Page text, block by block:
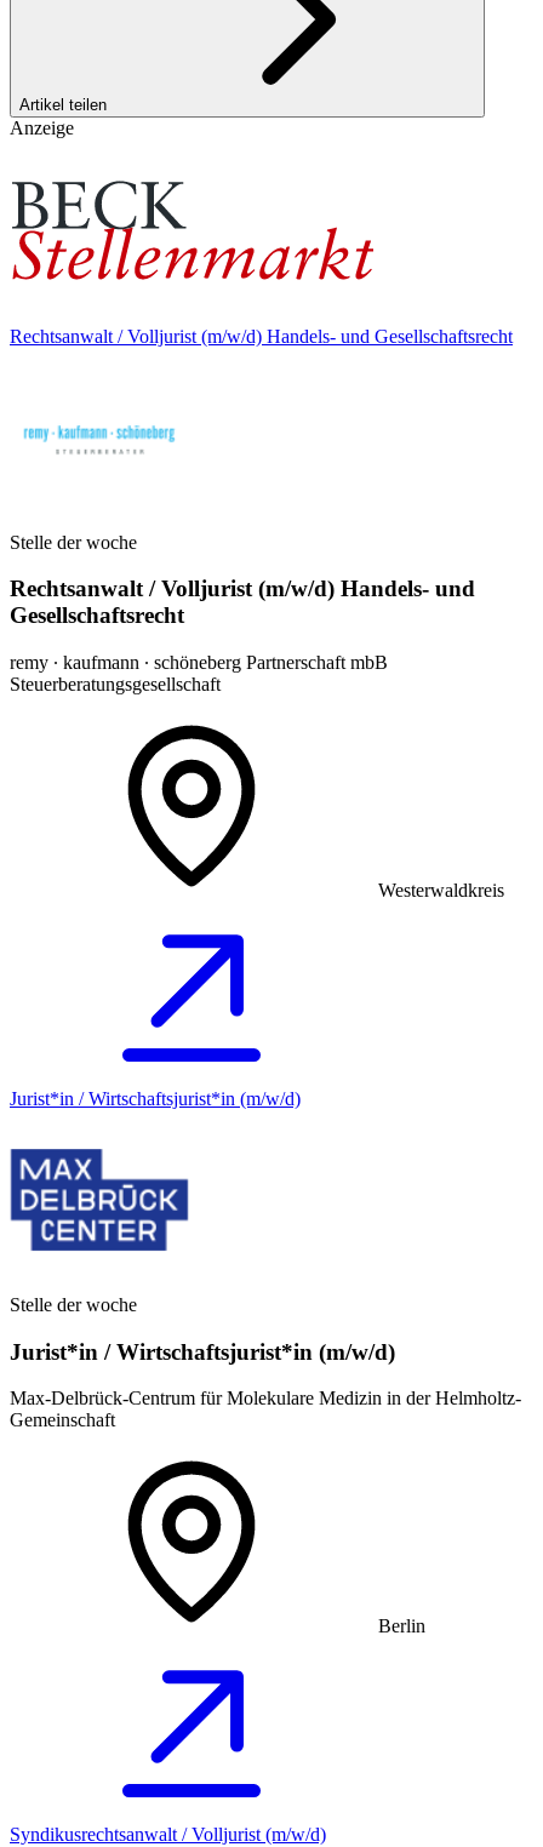
Artikel teilen
Anzeige
Rechtsanwalt / Volljurist (m/w/d) Handels- und Gesellschaftsrecht
Stelle der woche
Rechtsanwalt / Volljurist (m/w/d) Handels- und
Gesellschaftsrecht
remy ∙ kaufmann ∙ schöneberg Partnerschaft mbB
Steuerberatungsgesellschaft
Westerwaldkreis
Jurist*in / Wirtschafts­jurist*in (m/w/d)
Stelle der woche
Jurist*in / Wirtschafts­jurist*in (m/w/d)
Max-Delbrück-Centrum für Molekulare Medizin in der Helmholtz-
Gemeinschaft
Berlin
Syndikusrechtsanwalt / Volljurist (m/w/d)